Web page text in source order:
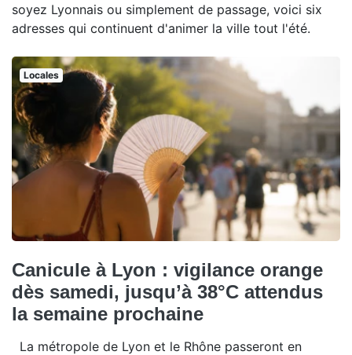
soyez Lyonnais ou simplement de passage, voici six
adresses qui continuent d'animer la ville tout l'été.
Locales
Canicule à Lyon : vigilance orange
dès samedi, jusqu’à 38°C attendus
la semaine prochaine
La métropole de Lyon et le Rhône passeront en